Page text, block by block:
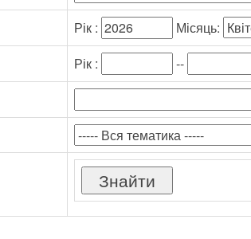
Рік :
Місяць:
Рік :
--